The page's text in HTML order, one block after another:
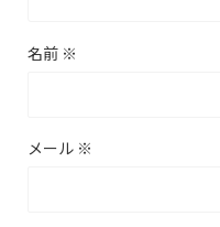
名前 ※
メール ※